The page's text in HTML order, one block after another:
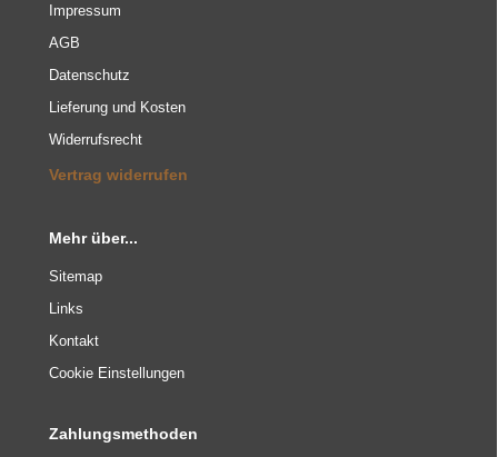
Impressum
AGB
Datenschutz
Lieferung und Kosten
Widerrufsrecht
Vertrag widerrufen
Mehr über...
Sitemap
Links
Kontakt
Cookie Einstellungen
Zahlungsmethoden